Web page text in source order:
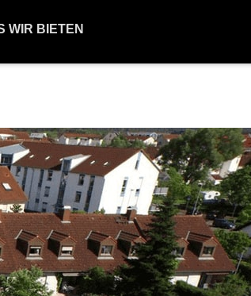
WIR BIETEN